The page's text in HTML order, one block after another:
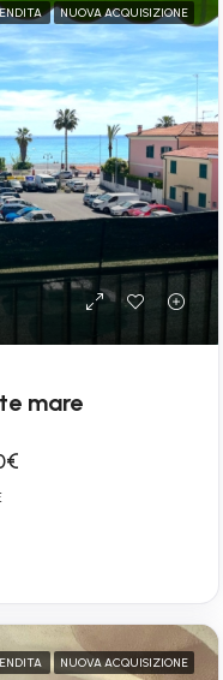
NUOVA ACQUISIZIONE
mare
NUOVA ACQUISIZIONE